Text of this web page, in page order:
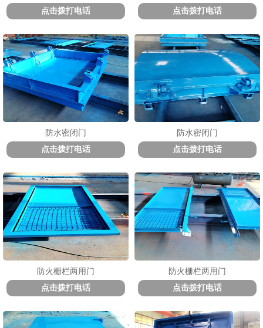
点击拨打电话
点击拨打电话
防水密闭门
点击拨打电话
防水密闭门
点击拨打电话
防火栅栏两用门
点击拨打电话
防火栅栏两用门
点击拨打电话